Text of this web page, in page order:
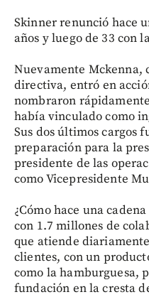
Skinner renunció hace
años y luego de 33 con
Nuevamente Mckenna,
directiva, entró en
nombraron
había vinculado como
Sus dos últimos cargos
preparación para la
presidente de las
como Vicepresidente
¿Cómo hace una
con 1.7 millones de
que atiende
clientes, con un
como la hamburguesa,
fundación en la cresta